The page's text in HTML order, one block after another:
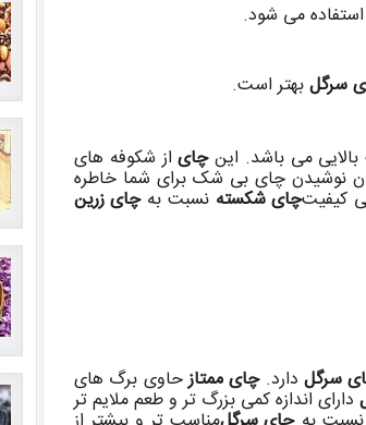
می شود.
سرگلبهتر است.
می باشد. اینچایاز شکوفه های
نوشیدن چای بی شک برای شما خاطره
کیفیتچای شکسته نسبت بهچای زرین
سرگلدارد.چای ممتازحاوی برگ های
دارای اندازه کمی بزرگ تر و طعم ملایم تر